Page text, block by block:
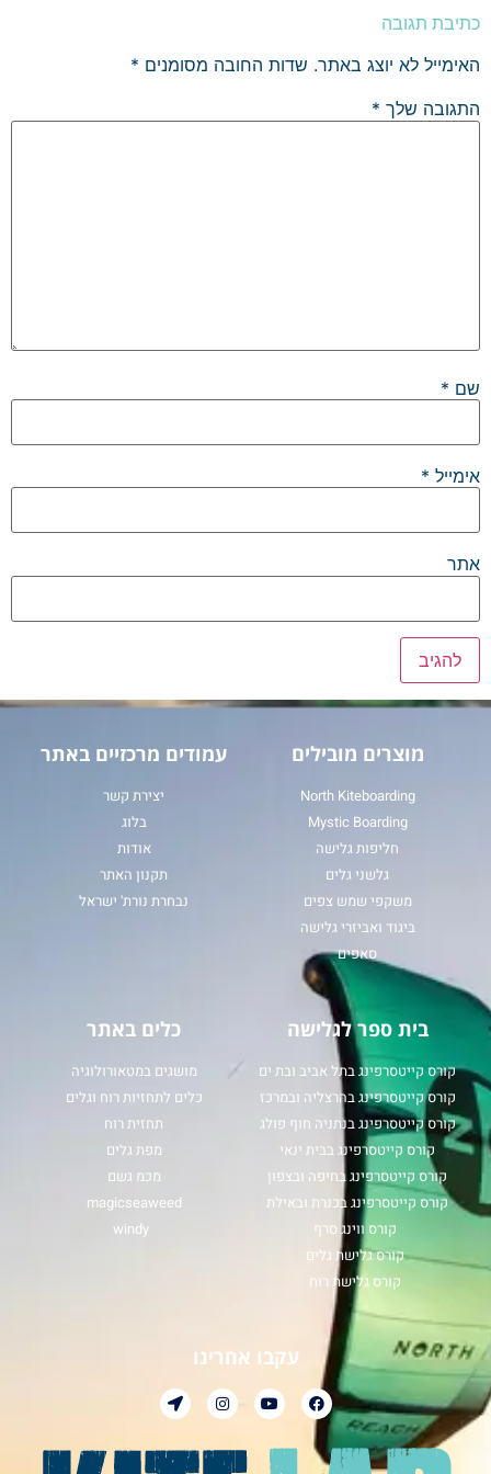
כתיבת תגובה
האימייל לא יוצג באתר. שדות החובה מסומנים *
התגובה שלך *
שם *
אימייל *
אתר
מוצרים מובילים
North Kiteboarding
Mystic Boarding
חליפות גלישה
גלשני גלים
משקפי שמש צפים
ביגוד ואביזרי גלישה
סאפים
עמודים מרכזיים באתר
יצירת קשר
בלוג
אודות
תקנון האתר
נבחרת נורת' ישראל
בית ספר לגלישה
קורס קייטסרפינג בתל אביב ובת ים
קורס קייטסרפינג בהרצליה ובמרכז
קורס קייטסרפינג בנתניה חוף פולג
קורס קייטסרפינג בבית ינאי
קורס קייטסרפינג בחיפה ובצפון
קורס קייטסרפינג בכנרת ובאילת
קורס ווינג סרף
קורס גלישת גלים
קורס גלישת רוח
כלים באתר
מושגים במטאורולוגיה
כלים לתחזיות רוח וגלים
תחזית רוח
מפת גלים
מכמ גשם
magicseaweed
windy
עקבו אחרינו